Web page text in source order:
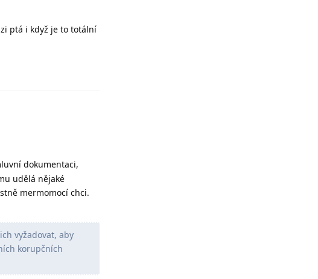
ptá i když je to totální
dokumentaci,
udělá nějaké
mermomocí chci.
vyžadovat, aby
korupčních